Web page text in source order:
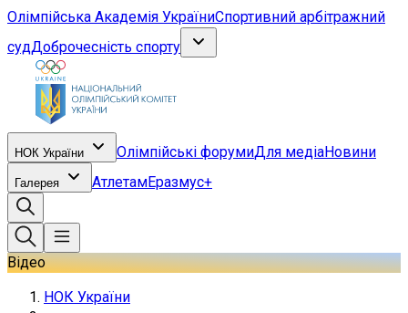
Олімпійська Академія УкраїниСпортивний арбітражний
судДоброчесність спорту
НОК України Олімпійські форумиДля медіаНовини
Галерея АтлетамЕразмус+
Відео
НОК України